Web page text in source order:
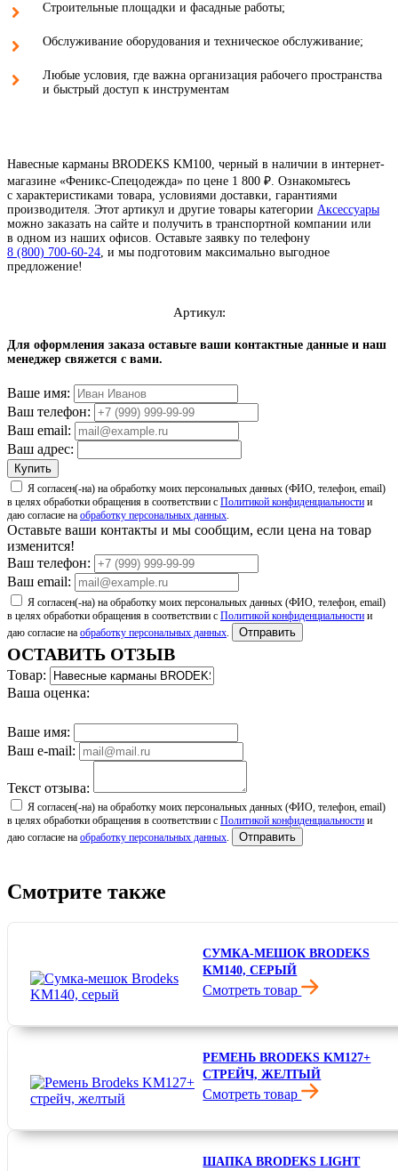
Строительные площадки и фасадные работы;
Обслуживание оборудования и техническое обслуживание;
Любые условия, где важна организация рабочего пространства
и быстрый доступ к инструментам
Навесные карманы BRODEKS KM100, черный в наличии в интернет-
магазине «Феникс-Спецодежда» по цене 1 800 ₽. Ознакомьтесь
с характеристиками товара, условиями доставки, гарантиями
производителя. Этот артикул и другие товары категории Аксессуары
можно заказать на сайте и получить в транспортной компании или
в одном из наших офисов. Оставьте заявку по телефону
8 (800) 700-60-24, и мы подготовим максимально выгодное
предложение!
4.7
4.5
Артикул:
Для оформления заказа оставьте ваши контактные данные и наш
менеджер свяжется с вами.
Ваше имя:
Ваш телефон:
Ваш email:
Ваш адрес:
Купить
Я согласен(-на) на обработку моих персональных данных (ФИО, телефон, email)
в целях обработки обращения в соответствии с Политикой конфиденциальности и
даю согласие на обработку персональных данных.
Оставьте ваши контакты и мы сообщим, если цена на товар
изменится!
Ваш телефон:
Ваш email:
Я согласен(-на) на обработку моих персональных данных (ФИО, телефон, email)
в целях обработки обращения в соответствии с Политикой конфиденциальности и
даю согласие на обработку персональных данных. Отправить
ОСТАВИТЬ ОТЗЫВ
Товар:
Ваша оценка:
Ваше имя:
Ваш e-mail:
Текст отзыва:
Я согласен(-на) на обработку моих персональных данных (ФИО, телефон, email)
в целях обработки обращения в соответствии с Политикой конфиденциальности и
даю согласие на обработку персональных данных. Отправить
Смотрите также
СУМКА-МЕШОК BRODEKS
KM140, СЕРЫЙ
Смотреть товар
РЕМЕНЬ BRODEKS KM127+
СТРЕЙЧ, ЖЕЛТЫЙ
Смотреть товар
ШАПКА BRODEKS LIGHT